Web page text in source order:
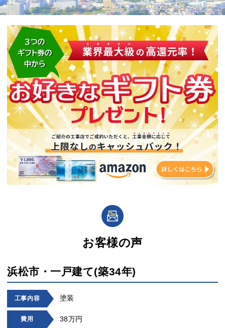
お客様の声
浜松市・一戸建て(築34年)
工事内容 塗装
費用 38万円